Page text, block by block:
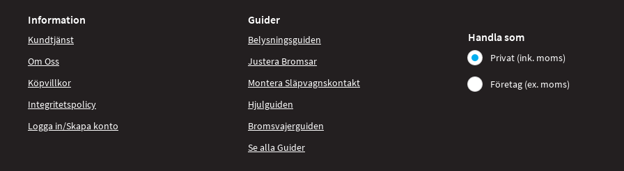
Information
Kundtjänst
Om Oss
Köpvillkor
Integritetspolicy
Logga in/Skapa konto
Guider
Belysningsguiden
Justera Bromsar
Montera Släpvagnskontakt
Hjulguiden
Bromsvajerguiden
Se alla Guider
Handla som
Privat (ink. moms)
Företag (ex. moms)